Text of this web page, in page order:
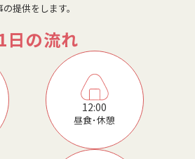
提供をします。
日の流れ
12:00
昼食･休憩